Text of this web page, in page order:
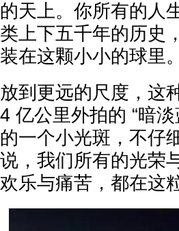
的天上。你所有的人
类上下五千年的历史
装在这颗小小的球里。
放到更远的尺度，这
4 亿公里外拍的 “暗
的一个小光斑，不仔
说，我们所有的光荣
欢乐与痛苦，都在这